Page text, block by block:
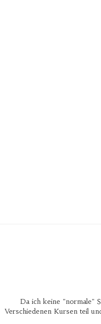
Da ich keine "normale"
Verschiedenen Kursen teil